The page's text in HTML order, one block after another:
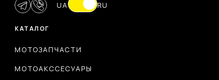
КАТАЛОГ
МОТОЗАПЧАСТИ
МОТОАКССЕСУАРЫ
UA RU